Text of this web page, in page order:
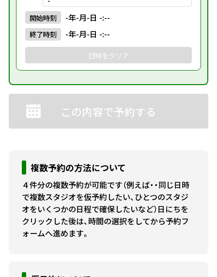
開始時刻 -年-月-日 -:--
終了時刻 -年-月-日 -:--
日時をクリア
この内容で予約する
複数予約の方法について
４件分の複数予約が可能です（例えば・・同じ日時
で複数スタジオを仮予約したい、ひとつのスタジ
オをいくつかの日程で確保したいなど）日にちを
クリックした後は、時間の選択をしてから予約フ
ォームへ進めます。